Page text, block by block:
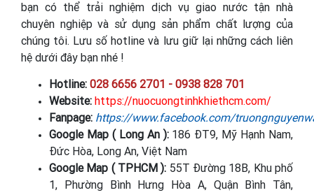
bạn có thể trải nghiệm dịch vụ giao nước tận nhà
chuyên nghiệp và sử dụng sản phẩm chất lượng của
chúng tôi. Lưu số hotline và lưu giữ lại những cách liên
hệ dưới đây bạn nhé !
Hotline: 028 6656 2701 - 0938 828 701
Website: https://nuocuongtinhkhiethcm.com/
Fanpage: https://www.facebook.com/
Google Map ( Long An ):186 ĐT9, Mỹ Hạnh Nam,
Đức Hòa, Long An, Việt Nam
Google Map ( TPHCM ): 55T Đường 18B, Khu phố
1, Phường Bình Hưng Hòa A, Quận Bình Tân,